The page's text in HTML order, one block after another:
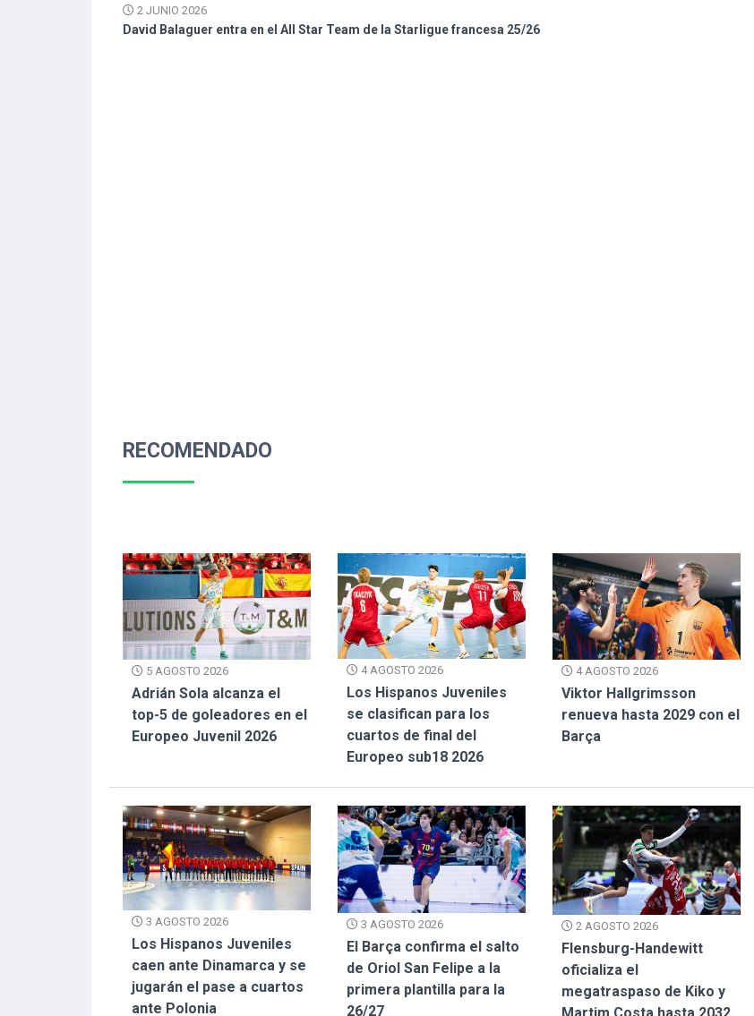
2 JUNIO 2026
David Balaguer entra en el All Star Team de la Starligue francesa 25/26
RECOMENDADO
5 AGOSTO 2026
Adrián Sola alcanza el
top-5 de goleadores en el
Europeo Juvenil 2026
4 AGOSTO 2026
Los Hispanos Juveniles
se clasifican para los
cuartos de final del
Europeo sub18 2026
4 AGOSTO 2026
Viktor Hallgrimsson
renueva hasta 2029 con el
Barça
3 AGOSTO 2026
Los Hispanos Juveniles
caen ante Dinamarca y se
jugarán el pase a cuartos
ante Polonia
3 AGOSTO 2026
El Barça confirma el salto
de Oriol San Felipe a la
primera plantilla para la
26/27
2 AGOSTO 2026
Flensburg-Handewitt
oficializa el
megatraspaso de Kiko y